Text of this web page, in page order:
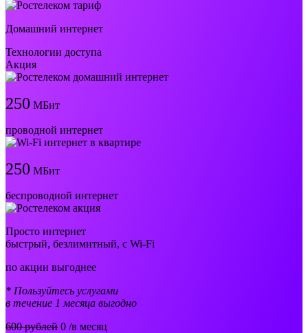
Домашний интернет
Технологии доступа
Акция
250 МБит
проводной интернет
250 МБит
беспроводной интернет
Просто интернет
быстрый, безлимитный, с Wi-Fi
по акции выгоднее
* Пользуйтесь услугами
в течение 1 месяца выгодно
600 рублей 0 /в месяц